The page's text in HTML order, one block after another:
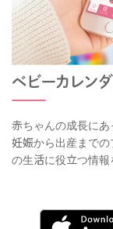
赤ちゃんの成長にあ
妊娠から出産まで
の生活に役立つ情報